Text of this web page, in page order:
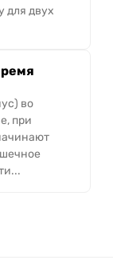
для двух
во
при